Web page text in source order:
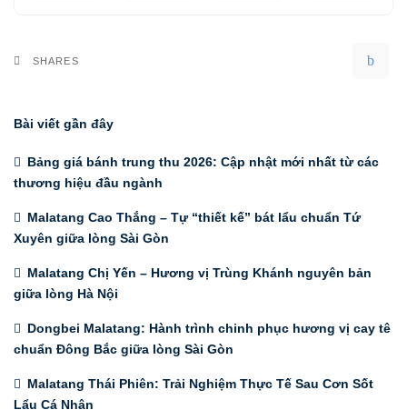
SHARES
Bài viết gần đây
Bảng giá bánh trung thu 2026: Cập nhật mới nhất từ các
thương hiệu đầu ngành
Malatang Cao Thắng – Tự “thiết kế” bát lẩu chuẩn Tứ
Xuyên giữa lòng Sài Gòn
Malatang Chị Yến – Hương vị Trùng Khánh nguyên bản
giữa lòng Hà Nội
Dongbei Malatang: Hành trình chinh phục hương vị cay tê
chuẩn Đông Bắc giữa lòng Sài Gòn
Malatang Thái Phiên: Trải Nghiệm Thực Tế Sau Cơn Sốt
Lẩu Cá Nhân